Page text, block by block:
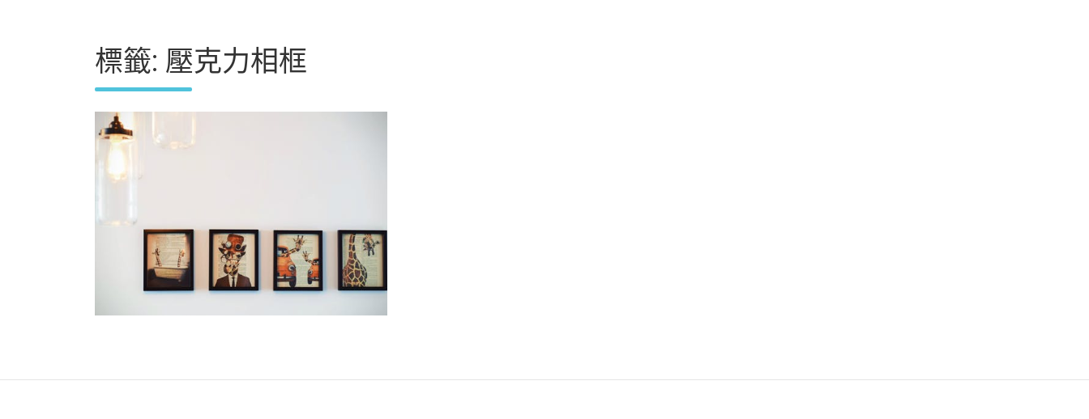
標籤: 壓克力相框